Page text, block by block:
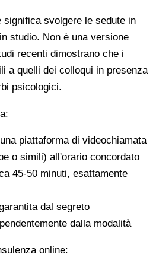
significa svolgere le sedute in
studio. Non è una versione
recenti dimostrano che i
a quelli dei colloqui in presenza
psicologici.
piattaforma di videochiamata
o simili) all'orario concordato
45-50 minuti, esattamente
dal segreto
dalla modalità
online: